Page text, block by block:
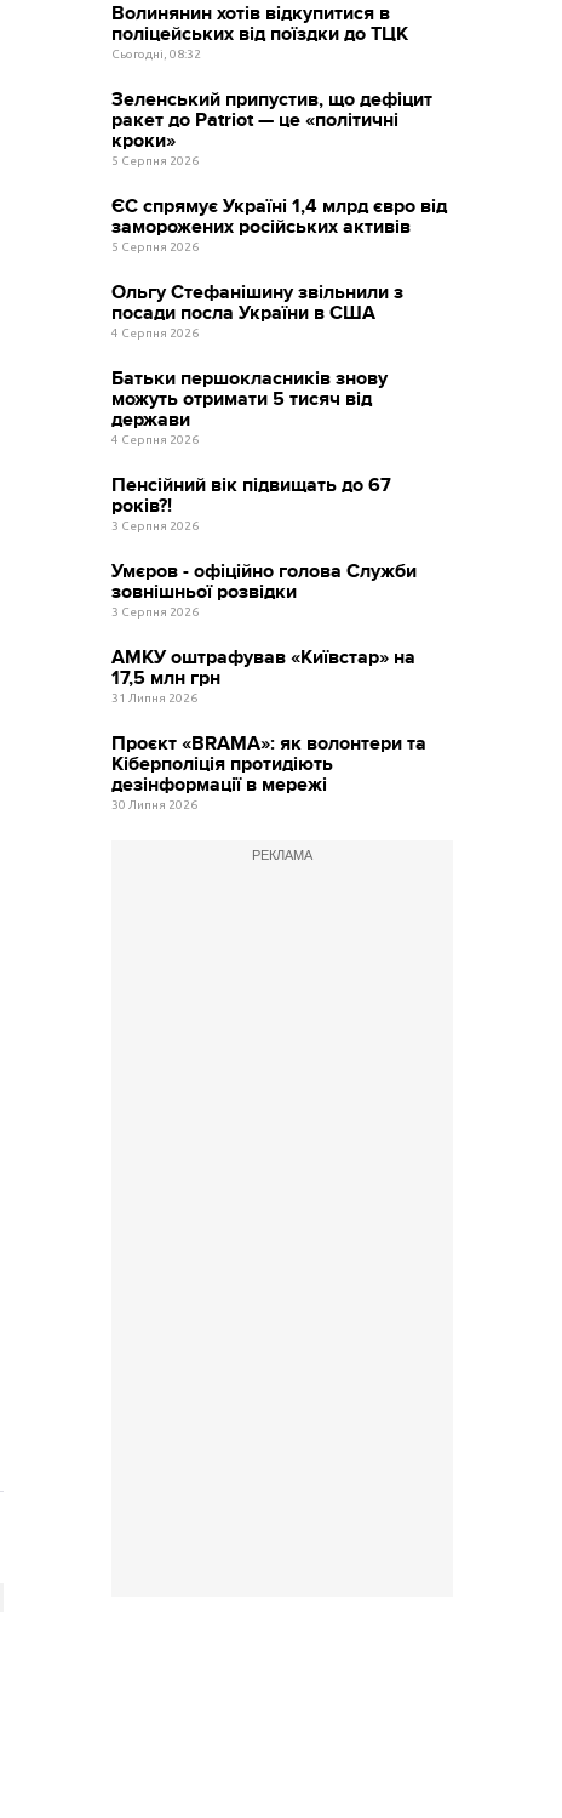
Волинянин хотів відкупитися в
поліцейських від поїздки до ТЦК
Сьогодні, 08:32
Зеленський припустив, що дефіцит
ракет до Patriot — це «політичні
кроки»
5 Серпня 2026
ЄС спрямує Україні 1,4 млрд євро від
заморожених російських активів
5 Серпня 2026
Ольгу Стефанішину звільнили з
посади посла України в США
4 Серпня 2026
Батьки першокласників знову
можуть отримати 5 тисяч від
держави
4 Серпня 2026
Пенсійний вік підвищать до 67
років?!
3 Серпня 2026
Умєров - офіційно голова Служби
зовнішньої розвідки
3 Серпня 2026
АМКУ оштрафував «Київстар» на
17,5 млн грн
31 Липня 2026
Проєкт «BRAMA»: як волонтери та
Кіберполіція протидіють
дезінформації в мережі
30 Липня 2026
РЕКЛАМА